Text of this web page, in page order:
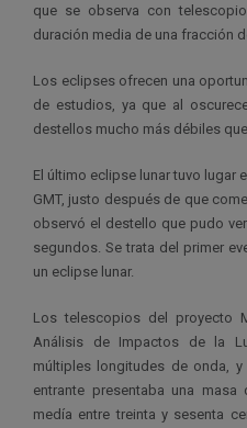
que se observa con
duración media de una fracción
Los eclipses ofrecen una
de estudios, ya que al
destellos mucho más débiles
El último eclipse lunar tuvo lugar
GMT, justo después de que
observó el destello que pudo
segundos. Se trata del primer
un eclipse lunar.
Los telescopios del proyecto
Análisis de Impactos de la
múltiples longitudes de onda,
entrante presentaba una
medía entre treinta y sesenta